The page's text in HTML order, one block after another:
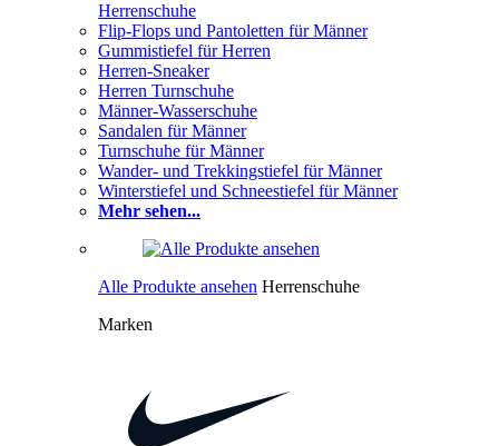
Herrenschuhe
Flip-Flops und Pantoletten für Männer
Gummistiefel für Herren
Herren-Sneaker
Herren Turnschuhe
Männer-Wasserschuhe
Sandalen für Männer
Turnschuhe für Männer
Wander- und Trekkingstiefel für Männer
Winterstiefel und Schneestiefel für Männer
Mehr sehen...
Alle Produkte ansehen Herrenschuhe
Marken